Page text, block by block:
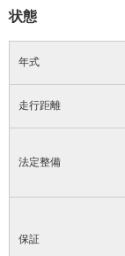
状態
年式
走行距離
法定整備
保証